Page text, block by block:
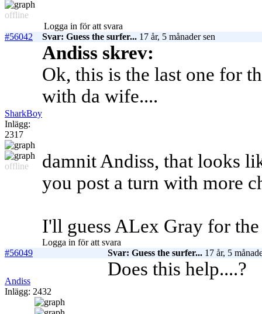
offline
Logga in för att svara
#56042
Svar: Guess the surfer... 17 år, 5 månader sen
SharkBoy
Inlägg:
2317
offline
Andiss skrev:
Ok, this is the last one for
with da wife....
damnit Andiss, that looks
you post a turn with more
I'll guess ALex Gray for
Logga in för att svara
#56049
Svar: Guess the surfer... 17 år, 5
Andiss
Inlägg: 2432
Does this help....?